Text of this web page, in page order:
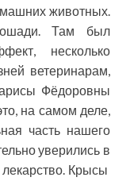
животных.
Там был
несколько
ветеринарам,
Фёдоровны
на самом деле,
часть нашего
уверились в
лекарство. Крысы